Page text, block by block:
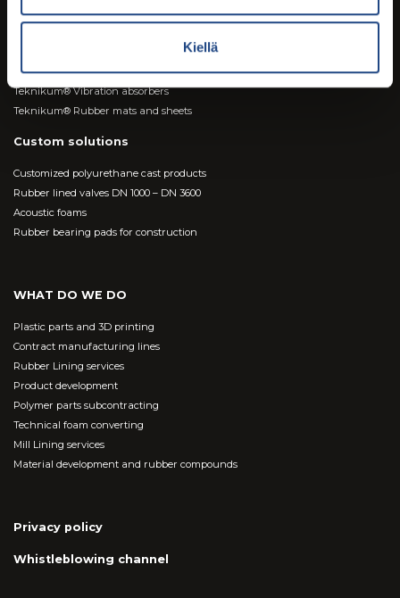
Kiellä
Teknikum TEK-SPACER™ rebar spacers
TEKNICROSS® rubber level crossing elements
Teknikum® Vibration absorbers
Teknikum® Rubber mats and sheets
Custom solutions
Customized polyurethane cast products
Rubber lined valves DN 1000 – DN 3600
Acoustic foams
Rubber bearing pads for construction
WHAT DO WE DO
Plastic parts and 3D printing
Contract manufacturing lines
Rubber Lining services
Product development
Polymer parts subcontracting
Technical foam converting
Mill Lining services
Material development and rubber compounds
Privacy policy
Whistleblowing channel